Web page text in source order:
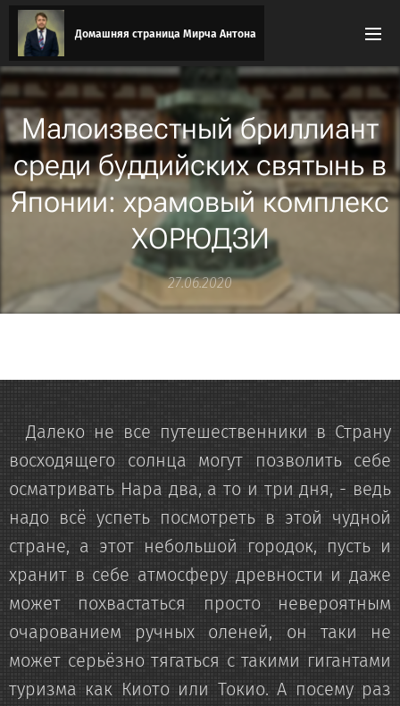
Домашняя страница Мирча Антона
Малоизвестный бриллиант
среди буддийских святынь в
Японии: храмовый комплекс
ХОРЮДЗИ
27.06.2020
Далеко не все путешественники в Страну
восходящего солнца могут позволить себе
осматривать Нара два, а то и три дня, - ведь
надо всё успеть посмотреть в этой чудной
стране, а этот небольшой городок, пусть и
хранит в себе атмосферу древности и даже
может похвастаться просто невероятным
очарованием ручных оленей, он таки не
может серьёзно тягаться с такими гигантами
туризма как Киото или Токио. А посему раз